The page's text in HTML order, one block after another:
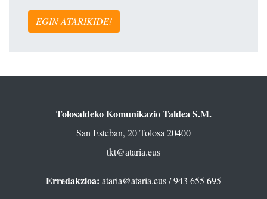
EGIN ATARIKIDE!
Tolosaldeko Komunikazio Taldea S.M.
San Esteban, 20 Tolosa 20400
tkt@ataria.eus
Erredakzioa: ataria@ataria.eus/ 943 655 695